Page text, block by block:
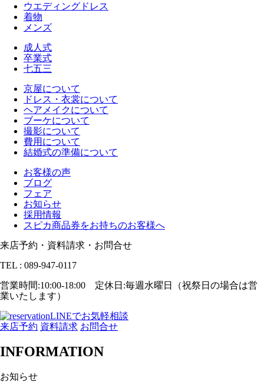
ウエディングドレス
着物
メンズ
成人式
卒業式
七五三
京屋について
ドレス・衣裳について
ヘアメイクについて
ブーケについて
撮影について
費用について
結婚式の準備について
お客様の声
ブログ
フェア
お知らせ
採用情報
スピカ商品券をお持ちのお客様へ
来店予約・資料請求・お問合せ
TEL : 089-947-0117
営業時間:10:00-18:00 定休日:毎週水曜日（祝祭日の場合は営
業いたします）
LINEでお気軽相談
来店予約 資料請求 お問合せ
INFORMATION
お知らせ